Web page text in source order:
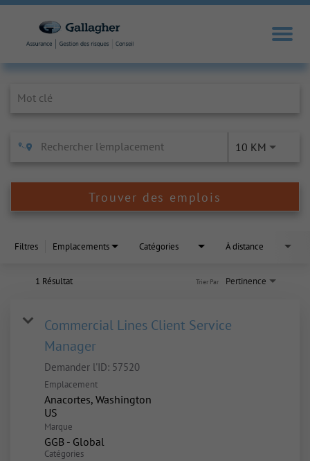
10 KM
Trouver des emplois
Filtres Emplacements Catégories À distance
1 Résultat Pertinence
Trier Par
Commercial Lines Client Service
Manager
Demander l'ID: 57520
Emplacement
Anacortes, Washington
Marque
GGB - Global
Catégories